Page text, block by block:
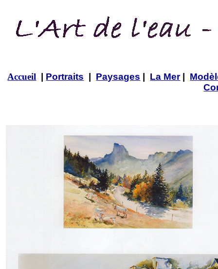
Accueil Portraits Paysages La Mer|